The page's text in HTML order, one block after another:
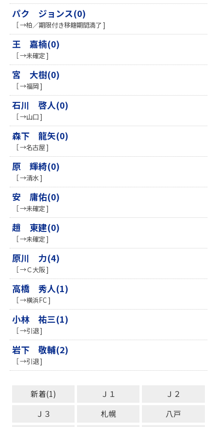
パク ジョンス(0)
［ →柏／期限付き移籍期間満了 ]
王 嘉楠(0)
［ →未確定 ]
宮 大樹(0)
［ →福岡 ]
石川 啓人(0)
［ →山口 ]
森下 龍矢(0)
［ →名古屋 ]
原 輝綺(0)
［ →清水 ]
安 庸佑(0)
［ →未確定 ]
趙 東建(0)
［ →未確定 ]
原川 力(4)
［ →Ｃ大阪 ]
高橋 秀人(1)
［ →横浜FC ]
小林 祐三(1)
［ →引退 ]
岩下 敬輔(2)
［ →引退 ]
新着(1) Ｊ１
Ｊ２
Ｊ３
札幌
八戸